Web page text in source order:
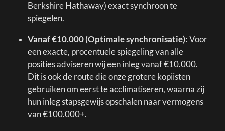
Berkshire Hathaway) exact synchroon te
spiegelen.
Vanaf €10.000 (Optimale synchronisatie): Voor
een exacte, procentuele spiegeling van alle
posities adviseren wij een inleg vanaf €10.000.
Dit is ook de route die onze grotere kopiisten
gebruiken om eerst te acclimatiseren, waarna zij
hun inleg stapsgewijs opschalen naar vermogens
van €100.000+.